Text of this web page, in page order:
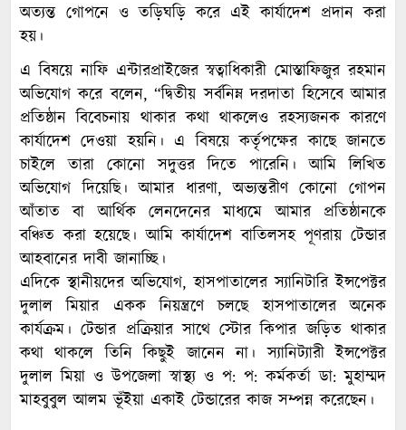
অত্যন্ত গোপনে ও তড়িঘড়ি করে এই কার্যাদেশ প্রদান করা
হয়।
এ বিষয়ে নাফি এন্টারপ্রাইজের স্বত্বাধিকারী মোস্তাফিজুর রহমান
অভিযোগ করে বলেন, “দ্বিতীয় সর্বনিম্ন দরদাতা হিসেবে আমার
প্রতিষ্ঠান বিবেচনায় থাকার কথা থাকলেও রহস্যজনক কারণে
কার্যাদেশ দেওয়া হয়নি। এ বিষয়ে কর্তৃপক্ষের কাছে জানতে
চাইলে তারা কোনো সদুত্তর দিতে পারেনি। আমি লিখিত
অভিযোগ দিয়েছি। আমার ধারণা, অভ্যন্তরীণ কোনো গোপন
আঁতাত বা আর্থিক লেনদেনের মাধ্যমে আমার প্রতিষ্ঠানকে
বঞ্চিত করা হয়েছে। আমি কার্যাদেশ বাতিলসহ পূণরায় টেন্ডার
আহবানের দাবী জানাচ্ছি।
এদিকে স্থানীয়দের অভিযোগ, হাসপাতালের স্যানিটারি ইন্সপেক্টর
দুলাল মিয়ার একক নিয়ন্ত্রণে চলছে হাসপাতালের অনেক
কার্যক্রম। টেন্ডার প্রক্রিয়ার সাথে স্টোর কিপার জড়িত থাকার
কথা থাকলে তিনি কিছুই জানেন না। স্যানিট্যারী ইন্সপেক্টর
দুলাল মিয়া ও উপজেলা স্বাস্থ্য ও প: প: কর্মকর্তা ডা: মুহাম্মদ
মাহবুবুল আলম ভূঁইয়া একাই টেন্ডারের কাজ সম্পন্ন করেছেন।